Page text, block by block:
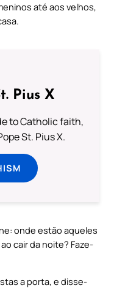
até aos velhos,
Pius X
to Catholic faith,
St. Pius X.
onde estão aqueles
cair da noite? Faze-
a porta, e disse-